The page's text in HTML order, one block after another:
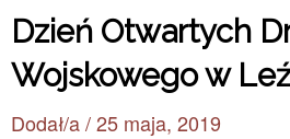
Dzień Otwartych
Wojskowego w
Dodał/a /25 maja, 2019